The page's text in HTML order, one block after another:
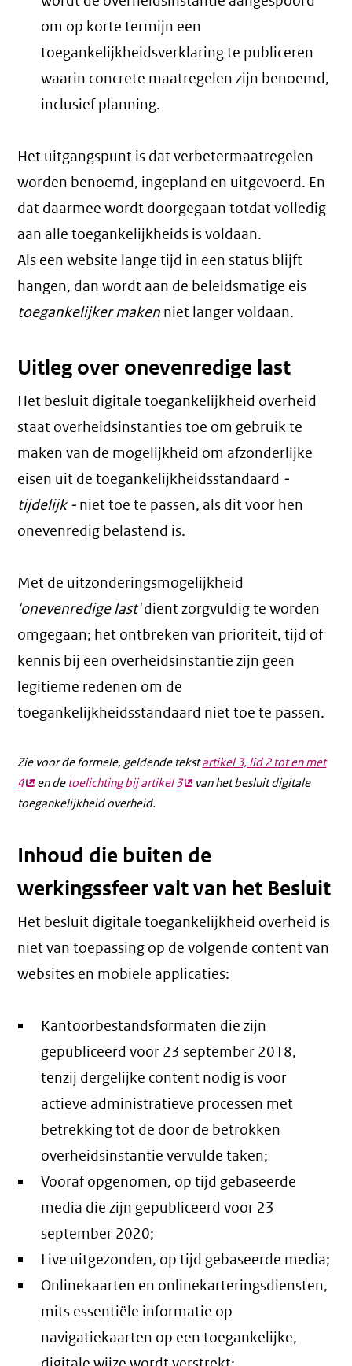
om op korte termijn een
toegankelijkheidsverklaring te publiceren
waarin concrete maatregelen zijn benoemd,
inclusief planning.
Het uitgangspunt is dat verbetermaatregelen
worden benoemd, ingepland en uitgevoerd. En
dat daarmee wordt doorgegaan totdat volledig
aan alle toegankelijkheids is voldaan.
Als een website lange tijd in een status blijft
hangen, dan wordt aan de beleidsmatige eis
toegankelijker maken niet langer voldaan.
Uitleg over onevenredige last
Het besluit digitale toegankelijkheid overheid
staat overheidsinstanties toe om gebruik te
maken van de mogelijkheid om afzonderlijke
eisen uit de toegankelijkheidsstandaard -
tijdelijk - niet toe te passen, als dit voor hen
onevenredig belastend is.
Met de uitzonderingsmogelijkheid
'onevenredige last'dient zorgvuldig te worden
omgegaan; het ontbreken van prioriteit, tijd of
kennis bij een overheidsinstantie zijn geen
legitieme redenen om de
toegankelijkheidsstandaard niet toe te passen.
Zie voor de formele, geldende tekstartikel 3, lid 2 tot en met
4(externe
link)
en de toelichting bij artikel 3(externe
van het besluit digitale
toegankelijkheid overheid.
Inhoud die buiten de
werkingssfeer valt van het Besluit
Het besluit digitale toegankelijkheid overheid is
niet van toepassing op de volgende content van
websites en mobiele applicaties:
Kantoorbestandsformaten die zijn
gepubliceerd voor 23 september 2018,
tenzij dergelijke content nodig is voor
actieve administratieve processen met
betrekking tot de door de betrokken
overheidsinstantie vervulde taken;
Vooraf opgenomen, op tijd gebaseerde
media die zijn gepubliceerd voor 23
september 2020;
Live uitgezonden, op tijd gebaseerde media;
Onlinekaarten en onlinekarteringsdiensten,
mits essentiële informatie op
navigatiekaarten op een toegankelijke,